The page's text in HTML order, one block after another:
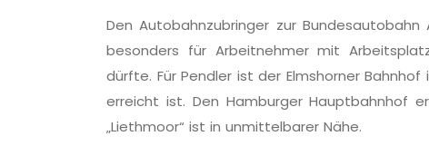
Den Autobahnzubringer zur
besonders für Arbeitnehmer mit
dürfte. Für Pendler ist der Elmshorner
erreicht ist. Den Hamburger Hauptbahnhof
„Liethmoor“ ist in unmittelbarer Nähe.